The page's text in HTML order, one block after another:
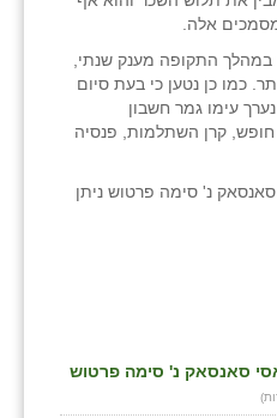
אלה.
התקופה מענק שנתי,
כמו כן נטען כי בעת סיום
עימו גמר חשבון
חופש, קרן השתלמות, פנסיה
20 סוראסי סאנסאק נ' סימה פרטוש ניתן
3589-02-20 סוראסי סאנסאק נ' סימה פרטוש